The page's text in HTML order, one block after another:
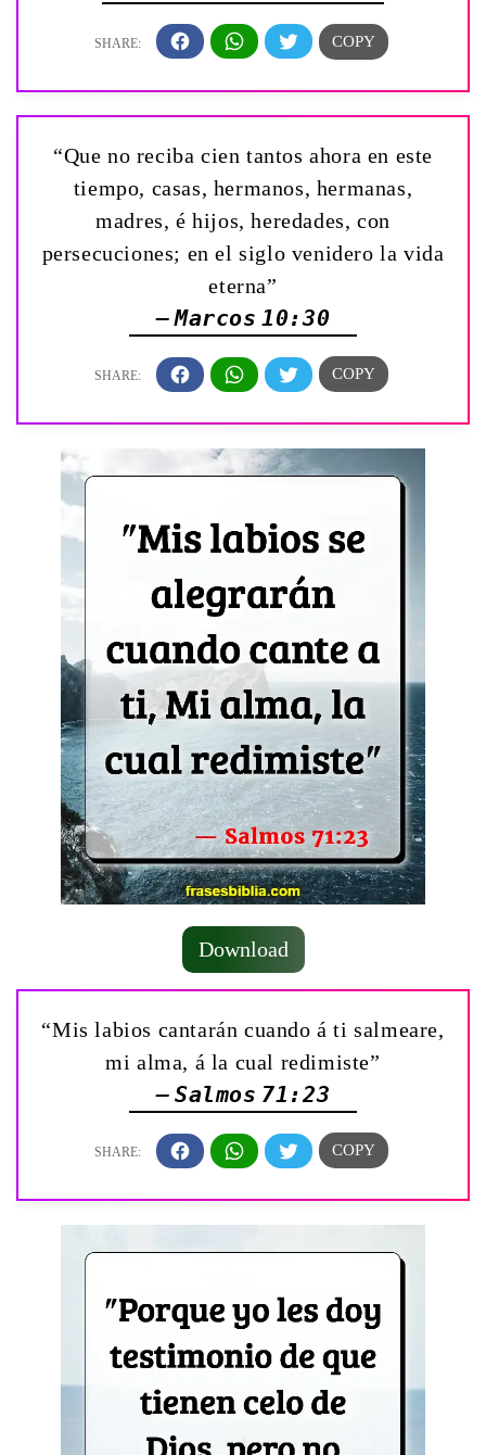
“Que no reciba cien tantos ahora en este
tiempo, casas, hermanos, hermanas,
madres, é hijos, heredades, con
persecuciones; en el siglo venidero la vida
eterna”
— Marcos 10:30
Download
“Mis labios cantarán cuando á ti salmeare,
mi alma, á la cual redimiste”
— Salmos 71:23